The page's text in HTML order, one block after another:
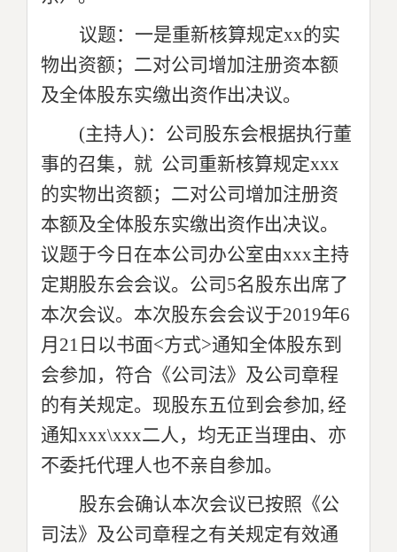
议题：一是重新核算规定xx的实
物出资额；二对公司增加注册资本额
及全体股东实缴出资作出决议。
(主持人)：公司股东会根据执行董
事的召集，就 公司重新核算规定xxx
的实物出资额；二对公司增加注册资
本额及全体股东实缴出资作出决议。
议题于今日在本公司办公室由xxx主持
定期股东会会议。公司5名股东出席了
本次会议。本次股东会会议于2019年6
月21日以书面<方式>通知全体股东到
会参加，符合《公司法》及公司章程
的有关规定。现股东五位到会参加, 经
通知xxx\xxx二人，均无正当理由、亦
不委托代理人也不亲自参加。
股东会确认本次会议已按照《公
司法》及公司章程之有关规定有效通